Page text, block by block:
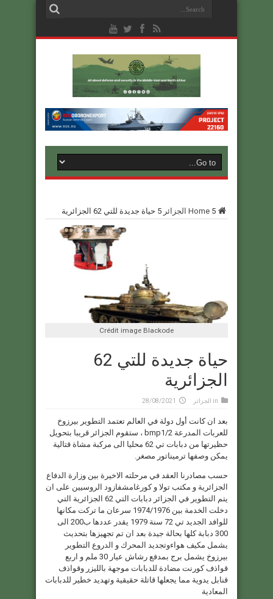
Home 5 الجزائر حياة جديدة للتي 62 الجزائرية
Crédit image Blackode
حياة جديدة للتي 62
الجزائرية
in الجزائر 28/08/2021
بعد ان كانت أول دولة في العالم تعتمد التطوير بيرزوخ
للعربات المدرعة bmp1/2 ، ستقوم الجزائر قريبا بتحويل
حظيرتها من دبابات تي 62 محليا الى مركبة مشاة قتالية
يمكن وصفها ترميناتور مصغر.
حسب مصادرنا العقد في مرحلته الاخيرة بين وزارة الدفاع
الجزائرية و مكتب تولا و كورغامشفازود الروسيين على ان
يتم التطوير في الجزائر دبابات التي 62 الجزائرية التي
دخلت الخدمة بين 1974/1976 سرعان ما تركت مكانها
للوافد الجديد تي 72 سنة 1979 يقدر عددها ب200 الى
300 دبابة كلها بحالة جيدة بعد ان تم تجهيزها بتحديث
يشمل مكيف هواءوتجديد المحرك و الدروع التطوير
بيرزوخ يشمل برج بمدفع رشاش عيار 30 ملم و اربع
قواذف كورنت مضادة للدبابات موجهة بالليزر وقواذف
قنابل يدوية مما يجعلها قاتلة حقيقية وتهديد خطير للدبابات
المعادية